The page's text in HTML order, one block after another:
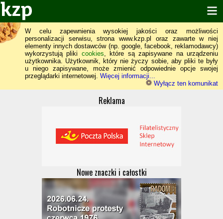
W celu zapewnienia wysokiej jakości oraz możliwości
personalizacji serwisu, strona www.kzp.pl oraz zawarte w niej
elementy innych dostawców (np. google, facebook, reklamodawcy)
wykorzystują pliki cookies, które są zapisywane na urządzeniu
użytkownika. Użytkownik, który nie życzy sobie, aby pliki te były
u niego zapisywane, może zmienić odpowiednie opcje swojej
przeglądarki internetowej. Więcej informacji...
Wyłącz ten komunikat
Reklama
Nowe znaczki i całostki